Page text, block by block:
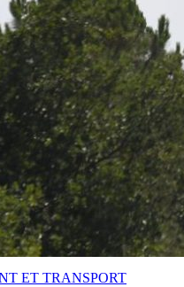
ET TRANSPORT